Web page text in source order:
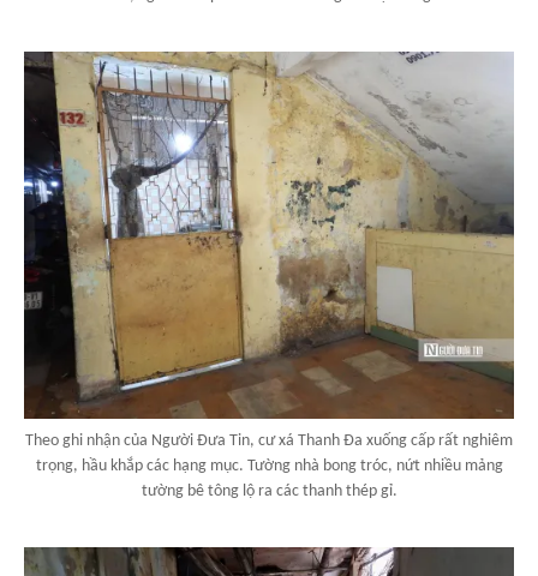
Theo ghi nhận của Người Đưa Tin, cư xá Thanh Đa xuống cấp rất nghiêm
trọng, hầu khắp các hạng mục. Tường nhà bong tróc, nứt nhiều mảng
tường bê tông lộ ra các thanh thép gỉ.